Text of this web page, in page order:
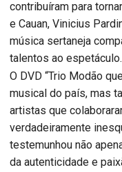
contribuíram para
e Cauan, Vinicius
música sertaneja
talentos ao espetáculo.
O DVD “Trio Modão
musical do país, mas
artistas que
verdadeiramente
testemunhou não
da autenticidade e